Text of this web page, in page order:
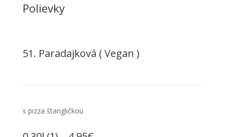
Polievky
51. Paradajková ( Vegan )
s pizza štangličkou